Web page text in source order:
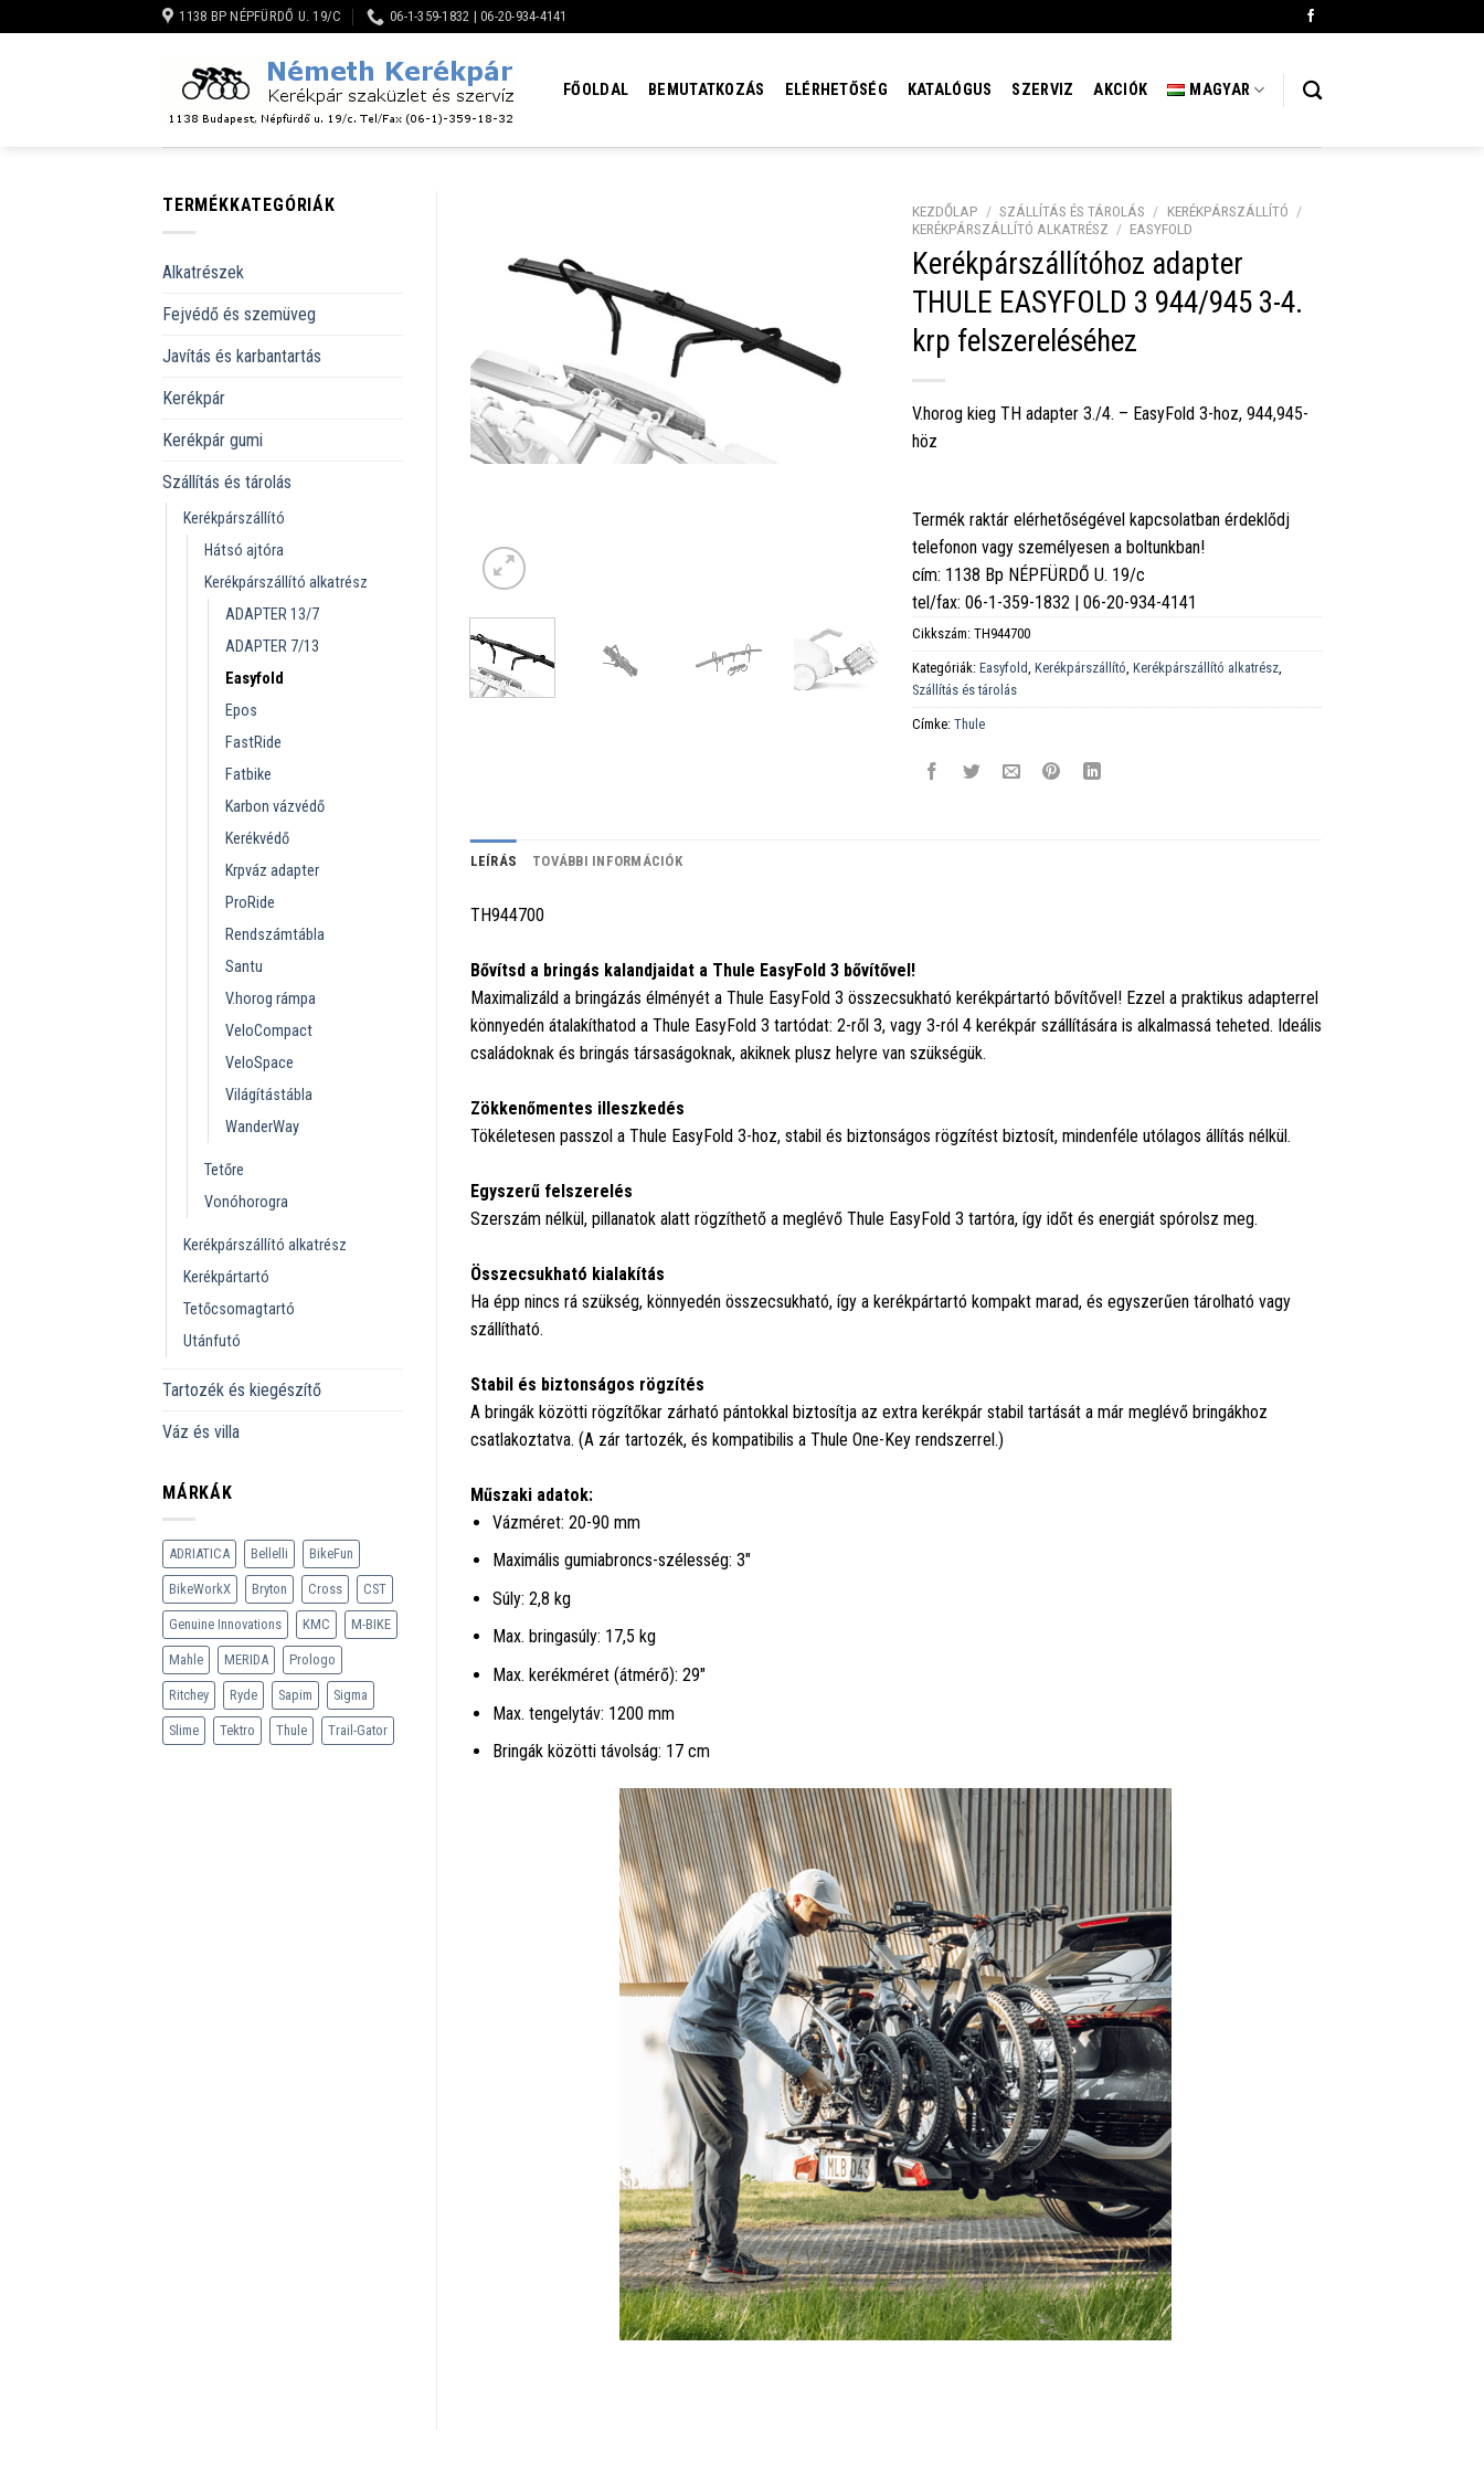
to
1138 BP NÉPFÜRDŐ U. 19/C 06-1-359-1832 | 06-20-934-4141
FŐOLDAL BEMUTATKOZÁS ELÉRHETŐSÉG KATALÓGUS SZERVIZ AKCIÓK MAGYAR
TERMÉKKATEGÓRIÁK
Alkatrészek
Fejvédő és szemüveg
Javítás és karbantartás
Kerékpár
Kerékpár gumi
Szállítás és tárolás
Kerékpárszállító
Hátsó ajtóra
Kerékpárszállító alkatrész
ADAPTER 13/7
ADAPTER 7/13
Easyfold
Epos
FastRide
Fatbike
Karbon vázvédő
Kerékvédő
Krpváz adapter
ProRide
Rendszámtábla
Santu
V.horog rámpa
VeloCompact
VeloSpace
Világítástábla
WanderWay
Tetőre
Vonóhorogra
Kerékpárszállító alkatrész
Kerékpártartó
Tetőcsomagtartó
Utánfutó
Tartozék és kiegészítő
Váz és villa
MÁRKÁK
ADRIATICA Bellelli BikeFun
BikeWorkX Bryton Cross CST
Genuine Innovations KMC M-BIKE
Mahle MERIDA Prologo
Ritchey Ryde Sapim Sigma
Slime Tektro Thule Trail-Gator
KEZDŐLAP / SZÁLLÍTÁS ÉS TÁROLÁS / KERÉKPÁRSZÁLLÍTÓ /
KERÉKPÁRSZÁLLÍTÓ ALKATRÉSZ / EASYFOLD
Kerékpárszállítóhoz adapter
THULE EASYFOLD 3 944/945 3-4.
krp felszereléséhez
V.horog kieg TH adapter 3./4. – EasyFold 3-hoz, 944,945-
höz
Termék raktár elérhetőségével kapcsolatban érdeklődj
telefonon vagy személyesen a boltunkban!
cím: 1138 Bp NÉPFÜRDŐ U. 19/c
tel/fax: 06-1-359-1832 | 06-20-934-4141
Cikkszám:TH944700
Kategóriák:Easyfold ,Kerékpárszállító ,Kerékpárszállító alkatrész
Szállítás és tárolás
Címke:Thule
LEÍRÁS TOVÁBBI INFORMÁCIÓK
TH944700
Bővítsd a bringás kalandjaidat a Thule EasyFold 3 bővítővel!
Maximalizáld a bringázás élményét a Thule EasyFold 3 összecsukható kerékpártartó bővítővel! Ezzel a praktikus adapterrel
könnyedén átalakíthatod a Thule EasyFold 3 tartódat: 2-ről 3, vagy 3-ról 4 kerékpár szállítására is alkalmassá teheted. Ideális
családoknak és bringás társaságoknak, akiknek plusz helyre van szükségük.
Zökkenőmentes illeszkedés
Tökéletesen passzol a Thule EasyFold 3-hoz, stabil és biztonságos rögzítést biztosít, mindenféle utólagos állítás nélkül.
Egyszerű felszerelés
Szerszám nélkül, pillanatok alatt rögzíthető a meglévő Thule EasyFold 3 tartóra, így időt és energiát spórolsz meg.
Összecsukható kialakítás
Ha épp nincs rá szükség, könnyedén összecsukható, így a kerékpártartó kompakt marad, és egyszerűen tárolható vagy
szállítható.
Stabil és biztonságos rögzítés
A bringák közötti rögzítőkar zárható pántokkal biztosítja az extra kerékpár stabil tartását a már meglévő bringákhoz
csatlakoztatva. (A zár tartozék, és kompatibilis a Thule One-Key rendszerrel.)
Műszaki adatok:
Vázméret: 20-90 mm
Maximális gumiabroncs-szélesség: 3"
Súly: 2,8 kg
Max. bringasúly: 17,5 kg
Max. kerékméret (átmérő): 29"
Max. tengelytáv: 1200 mm
Bringák közötti távolság: 17 cm